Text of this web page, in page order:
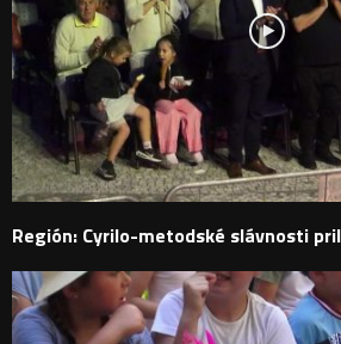
Región: Cyrilo-metodské slávnosti